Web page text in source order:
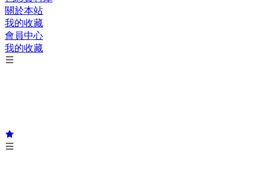
關於本站
我的收藏
會員中心
我的收藏